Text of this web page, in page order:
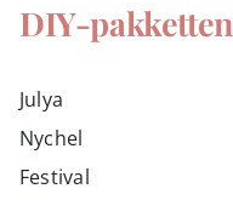
DIY-pakketten
Julya
Nychel
Festival